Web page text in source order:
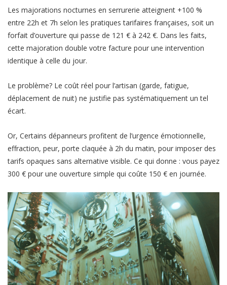
Les majorations nocturnes en serrurerie atteignent +100 %
entre 22h et 7h selon les pratiques tarifaires françaises, soit un
forfait d’ouverture qui passe de 121 € à 242 €. Dans les faits,
cette majoration double votre facture pour une intervention
identique à celle du jour.
Le problème? Le coût réel pour l’artisan (garde, fatigue,
déplacement de nuit) ne justifie pas systématiquement un tel
écart.
Or, Certains dépanneurs profitent de l’urgence émotionnelle,
effraction, peur, porte claquée à 2h du matin, pour imposer des
tarifs opaques sans alternative visible. Ce qui donne : vous payez
300 € pour une ouverture simple qui coûte 150 € en journée.